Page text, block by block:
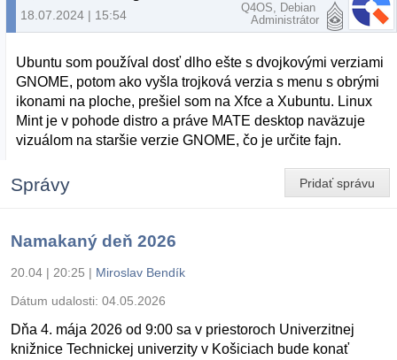
18.07.2024 | 15:54
Q4OS, Debian
Administrátor
Ubuntu som používal dosť dlho ešte s dvojkovými verziami
GNOME, potom ako vyšla trojková verzia s menu s obrými
ikonami na ploche, prešiel som na Xfce a Xubuntu. Linux
Mint je v pohode distro a práve MATE desktop naväzuje
vizuálom na staršie verzie GNOME, čo je určite fajn.
Pridať správu
Správy
Namakaný deň 2026
20.04 | 20:25 | Miroslav Bendík
Dátum udalosti: 04.05.2026
Dňa 4. mája 2026 od 9:00 sa v priestoroch Univerzitnej
knižnice Technickej univerzity v Košiciach bude konať